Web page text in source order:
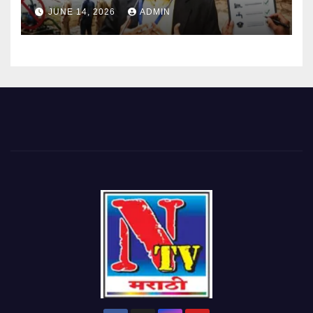
आदेश
JUNE 14, 2026 ADMIN